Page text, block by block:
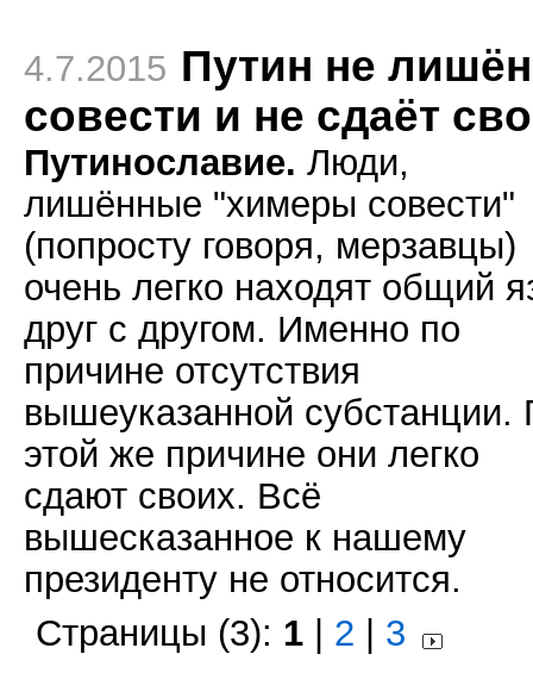
4.7.2015 Путин не лишён
совести и не сдаёт
Путинославие. Люди,
лишённые "химеры совести"
(попросту говоря, мерзавцы)
очень легко находят общий
друг с другом. Именно по
причине отсутствия
вышеуказанной субстанции.
этой же причине они легко
сдают своих. Всё
вышесказанное к нашему
президенту не относится.
Страницы (3): 1 2 3